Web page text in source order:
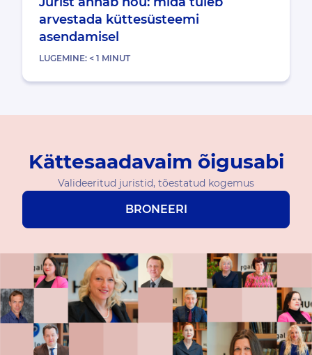
arvestada küttesüsteemi
asendamisel
LUGEMINE: < 1 MINUT
Kättesaadavaim õigusabi
Valideeritud juristid, tõestatud kogemus
BRONEERI